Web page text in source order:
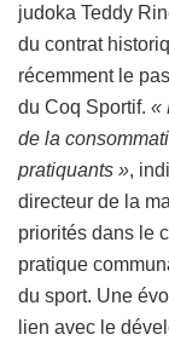
judoka Teddy
du contrat
récemment le
du Coq Sportif. «
de la
pratiquants »,
directeur de la
priorités dans le
pratique
du sport. Une
lien avec le